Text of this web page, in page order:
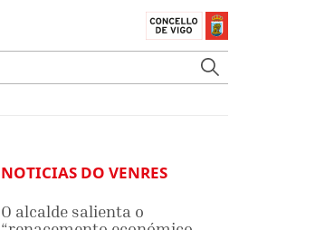
NOTICIAS DO VENRES
O alcalde salienta o